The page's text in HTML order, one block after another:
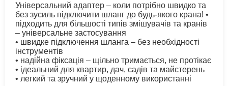
Універсальний адаптер – коли потрібно швидко та
без зусиль підключити шланг до будь-якого крана! •
підходить для більшості типів змішувачів та кранів
– універсальне застосування
• швидке підключення шланга – без необхідності
інструментів
• надійна фіксація – щільно тримається, не протікає
• ідеальний для квартир, дач, садів та майстерень
• легкий та зручний у щоденному використанні